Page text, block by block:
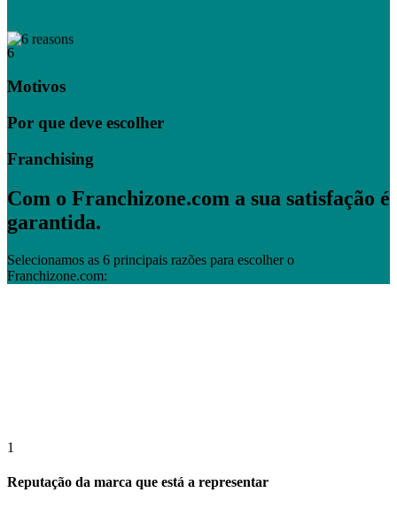
6
Motivos
Por que deve escolher
Franchising
Com o Franchizone.com a sua satisfação é
garantida.
Selecionamos as 6 principais razões para escolher o
Franchizone.com:
1
Reputação da marca que está a representar